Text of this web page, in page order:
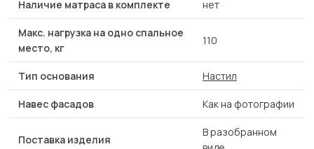
Наличие матраса в комплекте нет
Макс. нагрузка на одно спальное
место, кг
110
Тип основания Настил
Навес фасадов Как на фотографии
Поставка изделия
В разобранном